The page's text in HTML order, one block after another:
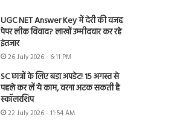
UGC NET Answer Key में देरी की वजह
पेपर लीक विवाद? लाखों उम्मीदवार कर रहे
इंतजार
26 July 2026 - 6:11 PM
SC छात्रों के लिए बड़ा अपडेट! 15 अगस्त से
पहले कर लें ये काम, वरना अटक सकती है
स्कॉलरशिप
22 July 2026 - 11:54 AM